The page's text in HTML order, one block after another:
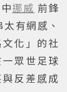
挪威 前鋒
有網感、
化」的社
眾世足球
反差感成